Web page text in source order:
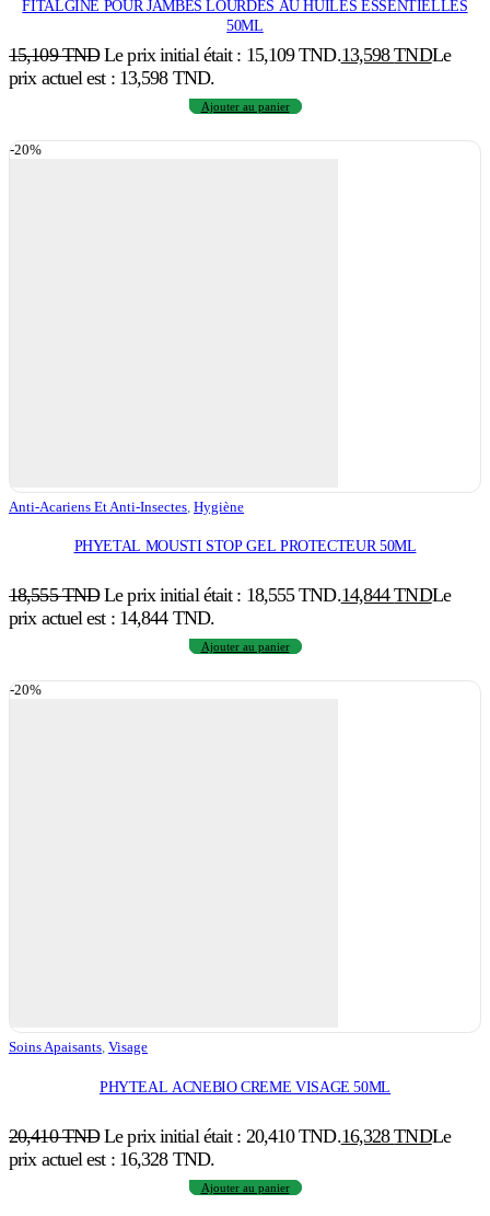
FITALGINE POUR JAMBES LOURDES AU HUILES ESSENTIELLES
50ML
15,109TND Le prix initial était : 15,109 TND.13,598TNDLe
prix actuel est : 13,598 TND.
Ajouter au panier
-20%
Anti-Acariens Et Anti-Insectes Hygiène
PHYETAL MOUSTI STOP GEL PROTECTEUR 50ML
18,555TND Le prix initial était : 18,555 TND.14,844TNDLe
prix actuel est : 14,844 TND.
Ajouter au panier
-20%
Soins Apaisants, Visage
PHYTEAL ACNEBIO CREME VISAGE 50ML
20,410TND Le prix initial était : 20,410 TND.16,328TNDLe
prix actuel est : 16,328 TND.
Ajouter au panier